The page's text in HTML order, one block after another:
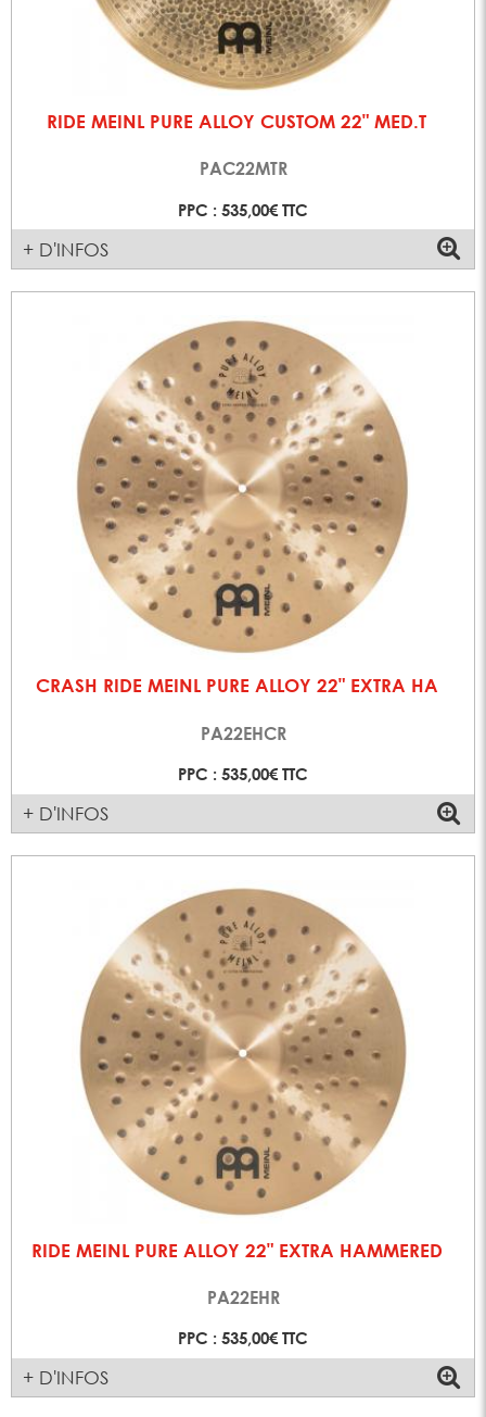
RIDE MEINL PURE ALLOY CUSTOM 22" MED.T
PAC22MTR
PPC : 535,00€ TTC
+ D'INFOS
CRASH RIDE MEINL PURE ALLOY 22" EXTRA HA
PA22EHCR
PPC : 535,00€ TTC
+ D'INFOS
RIDE MEINL PURE ALLOY 22" EXTRA HAMMERED
PA22EHR
PPC : 535,00€ TTC
+ D'INFOS